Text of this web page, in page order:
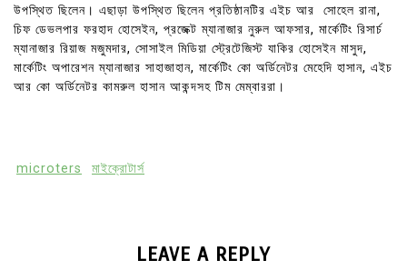
উপস্থিত ছিলেন। এছাড়া উপস্থিত ছিলেন প্রতিষ্ঠানটির এইচ আর সোহেল রানা,
চিফ ডেভলপার ফরহাদ হোসেইন, প্রজেক্ট ম্যানাজার নুরুল আফসার, মার্কেটিং রিসার্চ
ম্যানাজার রিয়াজ মজুমদার, সোসাইল মিডিয়া স্ট্রেটেজিস্ট যাকির হোসেইন মাসুদ,
মার্কেটিং অপারেশন ম্যানাজার সাহাজাহান, মার্কেটিং কো অর্ডিনেটর মেহেদি হাসান, এইচ
আর কো অর্ডিনেটর কামরুল হাসান আকন্দসহ টিম মেম্বাররা।
microters মাইক্রোটার্স
LEAVE A REPLY